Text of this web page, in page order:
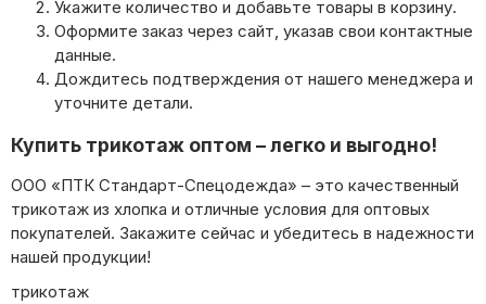
Укажите количество и добавьте товары в корзину.
Оформите заказ через сайт, указав свои контактные
данные.
Дождитесь подтверждения от нашего менеджера и
уточните детали.
Купить трикотаж оптом – легко и выгодно!
ООО «ПТК Стандарт-Спецодежда» – это качественный
трикотаж из хлопка и отличные условия для оптовых
покупателей. Закажите сейчас и убедитесь в надежности
нашей продукции!
трикотаж